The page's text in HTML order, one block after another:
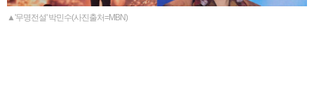
▲'무명전설' 박민수(사진출처=MBN)